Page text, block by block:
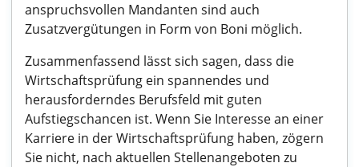
anspruchsvollen Mandanten sind auch
Zusatzvergütungen in Form von Boni möglich.
Zusammenfassend lässt sich sagen, dass die
Wirtschaftsprüfung ein spannendes und
herausforderndes Berufsfeld mit guten
Aufstiegschancen ist. Wenn Sie Interesse an einer
Karriere in der Wirtschaftsprüfung haben, zögern
Sie nicht, nach aktuellen Stellenangeboten zu